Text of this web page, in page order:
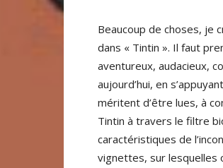
Beaucoup de choses, je
dans « Tintin ». Il faut
aventureux, audacieux,
aujourd’hui, en
méritent d’être lues, à
Tintin à travers le filtre
caractéristiques de
vignettes, sur lesquelles